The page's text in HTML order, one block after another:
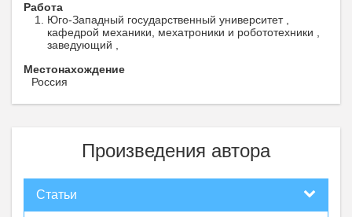
Работа
Юго-Западный государственный университет ,
кафедрой механики, мехатроники и робототехники ,
заведующий ,
Местонахождение
Россия
Произведения автора
Статьи